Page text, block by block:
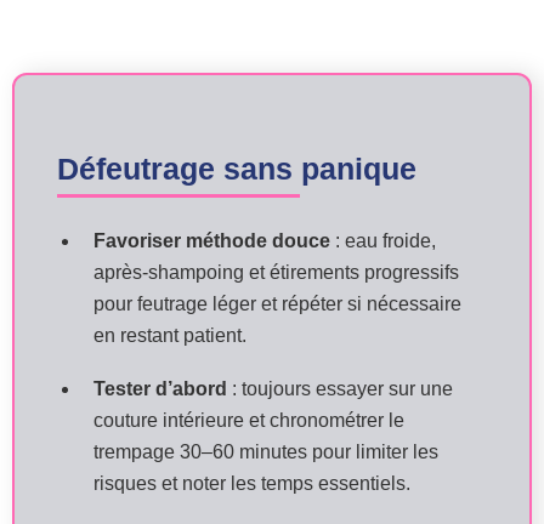
Défeutrage sans panique
Favoriser méthode douce : eau froide,
après‑shampoing et étirements progressifs
pour feutrage léger et répéter si nécessaire
en restant patient.
Tester d’abord : toujours essayer sur une
couture intérieure et chronométrer le
trempage 30–60 minutes pour limiter les
risques et noter les temps essentiels.